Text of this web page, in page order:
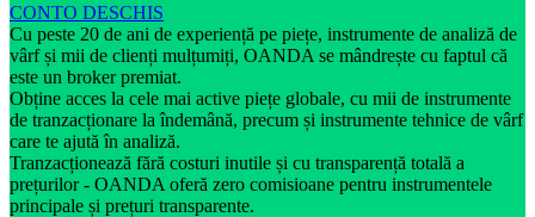
CONTO DESCHIS
Cu peste 20 de ani de experiență pe piețe, instrumente de analiză de
vârf și mii de clienți mulțumiți, OANDA se mândrește cu faptul că
este un broker premiat.
Obține acces la cele mai active piețe globale, cu mii de instrumente
de tranzacționare la îndemână, precum și instrumente tehnice de vârf
care te ajută în analiză.
Tranzacționează fără costuri inutile și cu transparență totală a
prețurilor - OANDA oferă zero comisioane pentru instrumentele
principale și prețuri transparente.